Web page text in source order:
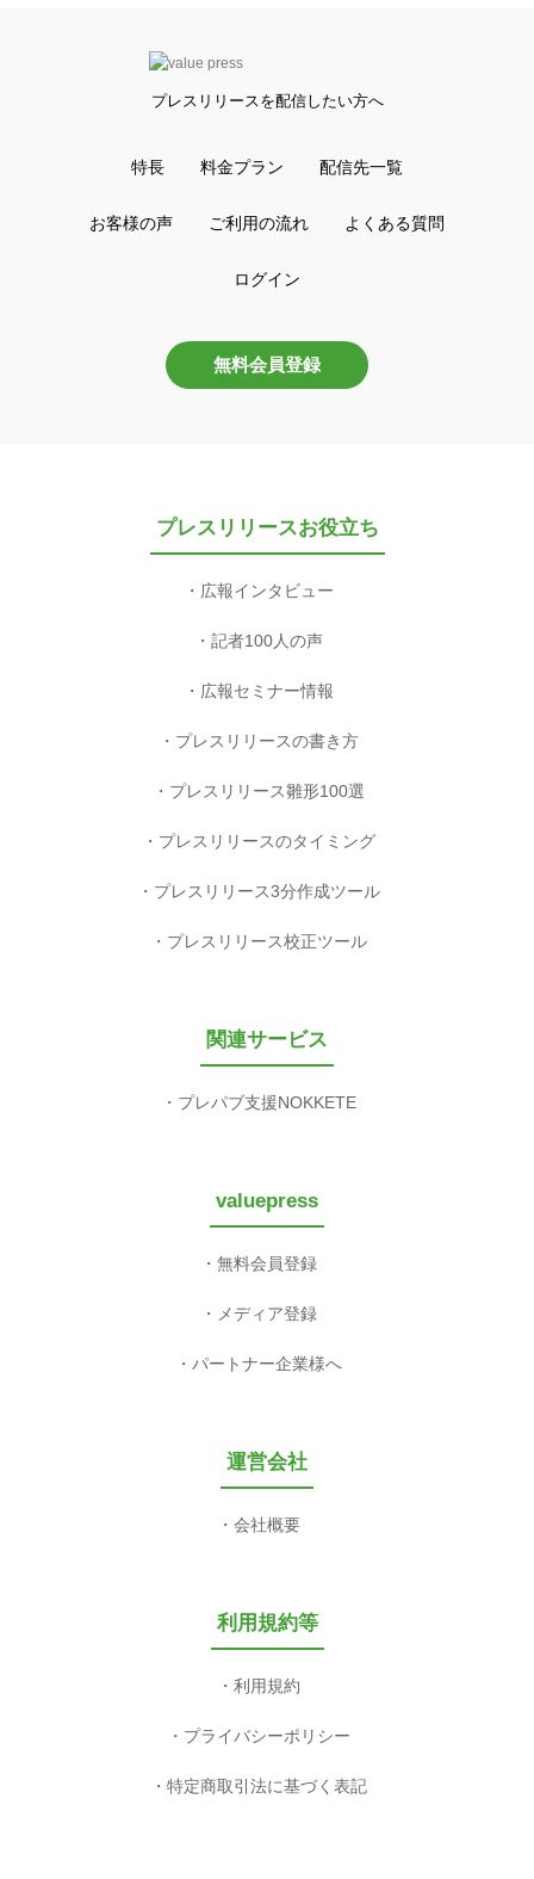
プレスリリースを配信したい方へ
特長 料金プラン 配信先一覧
お客様の声 ご利用の流れ よくある質問
ログイン
無料会員登録
プレスリリースお役立ち
広報インタビュー
記者100人の声
広報セミナー情報
プレスリリースの書き方
プレスリリース雛形100選
プレスリリースのタイミング
プレスリリース3分作成ツール
プレスリリース校正ツール
関連サービス
プレパブ支援NOKKETE
valuepress
無料会員登録
メディア登録
パートナー企業様へ
運営会社
会社概要
利用規約等
利用規約
プライバシーポリシー
特定商取引法に基づく表記